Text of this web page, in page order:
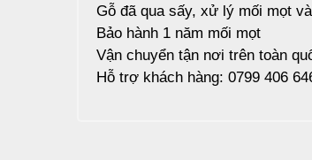
Gỗ đã qua sấy, xử lý mối mọt
Bảo hành 1 năm mối mọt
Vận chuyển tận nơi trên toàn
Hỗ trợ khách hàng: 0799 406